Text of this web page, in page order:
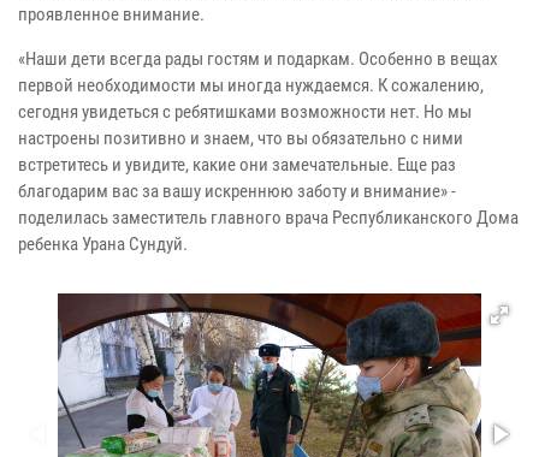
проявленное внимание.
«Наши дети всегда рады гостям и подаркам. Особенно в вещах
первой необходимости мы иногда нуждаемся. К сожалению,
сегодня увидеться с ребятишками возможности нет. Но мы
настроены позитивно и знаем, что вы обязательно с ними
встретитесь и увидите, какие они замечательные. Еще раз
благодарим вас за вашу искреннюю заботу и внимание» -
поделилась заместитель главного врача Республиканского Дома
ребенка Урана Сундуй.